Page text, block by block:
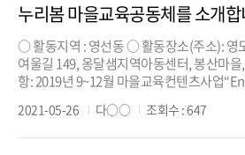
누리봄 마을교육공동체를 소개
○ 활동지역 : 영선동 ○ 활동장소(주소): 영
여울길 149, 옹달샘지역아동센터, 봉산마
항: 2019년 9~12월 마을교육컨텐츠사업
습동아리 역량강화사업) 2020년 10월~12월
트 스쿨’(봉래2동 봉산마을 어르신들의 정
2021-05-26 다○○ 조회수 : 647